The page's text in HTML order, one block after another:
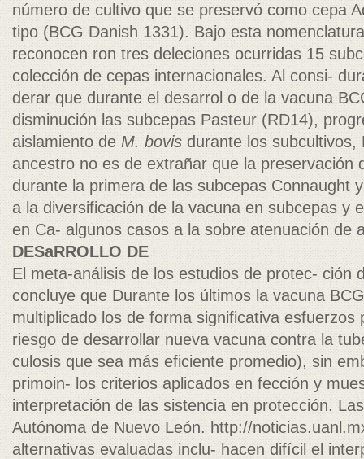
número de cultivo que se preservó como cepa
tipo (BCG Danish 1331). Bajo esta
reconocen ron tres deleciones ocurridas 15
colección de cepas internacionales. Al consi-
derar que durante el desarrol o de la vacuna
disminución las subcepas Pasteur (RD14),
aislamiento de M. bovis durante los subcultivos,
ancestro no es de extrañar que la preservación
durante la primera de las subcepas Connaught
a la diversificación de la vacuna en subcepas y
en Ca- algunos casos a la sobre atenuación de
DESaRROLLO DE
El meta-análisis de los estudios de protec- ción
concluye que Durante los últimos la vacuna
multiplicado los de forma significativa esfuerzos
riesgo de desarrollar nueva vacuna contra la
culosis que sea más eficiente promedio), sin
primoin- los criterios aplicados en fección y
interpretación de las sistencia en protección.
Autónoma de Nuevo León. http://
alternativas evaluadas inclu- hacen difícil el